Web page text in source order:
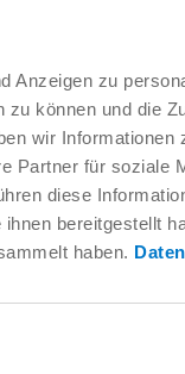
Anzeigen zu
können und die
wir Informationen
Partner für soziale
diese
bereitgestellt
haben.